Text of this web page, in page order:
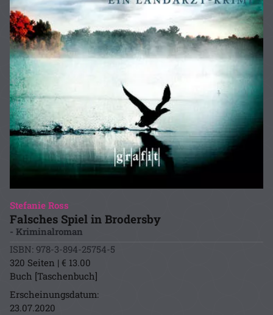
Stefanie Ross
Falsches Spiel in Brodersby
- Kriminalroman
ISBN: 978-3-894-25754-5
320 Seiten | € 13.00
Buch [Taschenbuch]
Erscheinungsdatum:
23.07.2020